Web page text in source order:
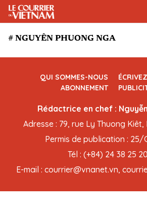
# NGUYÊN PHUONG NGA
QUI SOMMES-NOUS
ABONNEMENT
Rédactrice en chef :
Adresse : 79, rue Ly Thuong
Permis de publication : 25/
Tél : (+84) 24 38 25
E-mail : courrier@vnanet.vn,